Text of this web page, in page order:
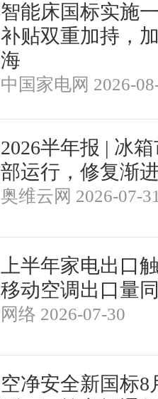
智能床国标实施
补贴双重加持，
海
中国家电网 2026-
2026半年报 | 冰
部运行，修复渐
奥维云网 2026-07-
上半年家电出口
移动空调出口量
网络 2026-07-30
空净安全新国标8